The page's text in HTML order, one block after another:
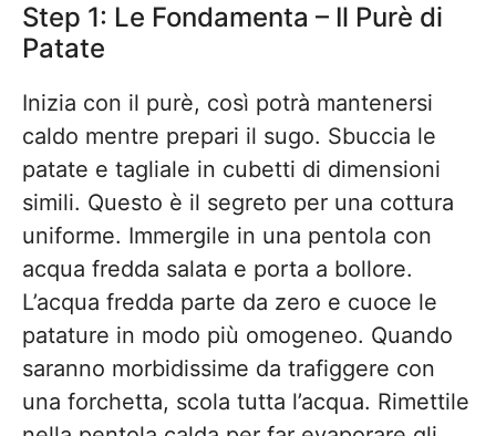
Step 1: Le Fondamenta – Il Purè di
Patate
Inizia con il purè, così potrà mantenersi
caldo mentre prepari il sugo. Sbuccia le
patate e tagliale in cubetti di dimensioni
simili. Questo è il segreto per una cottura
uniforme. Immergile in una pentola con
acqua fredda salata e porta a bollore.
L’acqua fredda parte da zero e cuoce le
patature in modo più omogeneo. Quando
saranno morbidissime da trafiggere con
una forchetta, scola tutta l’acqua. Rimettile